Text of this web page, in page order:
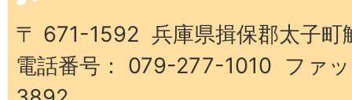
町
〒 671-1592 兵庫県揖保郡太子町
電話番号： 079-277-1010 ファ